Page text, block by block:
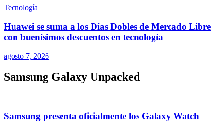
Tecnología
Huawei se suma a los Días Dobles de Mercado Libre
con buenísimos descuentos en tecnología
agosto 7, 2026
Samsung Galaxy Unpacked
Samsung presenta oficialmente los Galaxy Watch